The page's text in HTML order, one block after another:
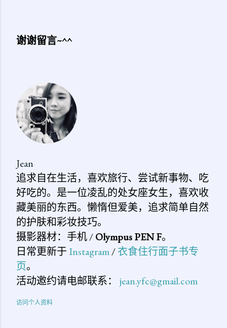
论
谢谢留言~^^
Jean
追求自在生活，喜欢旅行、尝试新事物、吃
好吃的。是一位凌乱的处女座女生，喜欢收
藏美丽的东西。懒惰但爱美，追求简单自然
的护肤和彩妆技巧。
摄影器材：手机 /Olympus PEN F。
日常更新于 Instagram/衣食住行面子书专
页。
活动邀约请电邮联系： jean.yfc@gmail.com
访问个人资料